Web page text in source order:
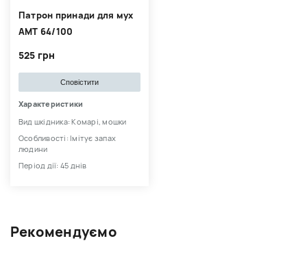
Рекомендуємо
Патрон принади для мух
АМТ 64/100
525 грн
Сповістити
Характеристики
Вид шкідника: Комарі, мошки
Особливості: Імітує запах
людини
Період дії: 45 днів